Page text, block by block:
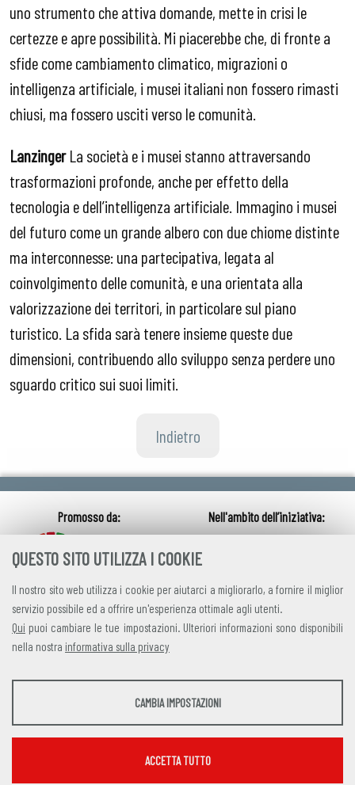
QUESTO SITO UTILIZZA I COOKIE
Il nostro sito web utilizza i cookie per aiutarci a migliorarlo, a fornire il miglior
servizio possibile ed a offrire un'esperienza ottimale agli utenti.
Qui puoi cambiare le tue impostazioni. Ulteriori informazioni sono disponibili
nella nostra informativa sulla privacy
STATISTICHE
CAMBIA IMPOSTAZIONI
ACCETTA TUTTO
uno strumento che attiva domande, mette in crisi le
certezze e apre possibilità. Mi piacerebbe che, di fronte a
sfide come cambiamento climatico, migrazioni o
intelligenza artificiale, i musei italiani non fossero rimasti
chiusi, ma fossero usciti verso le comunità.
LanzingerLa società e i musei stanno attraversando
trasformazioni profonde, anche per effetto della
tecnologia e dell’intelligenza artificiale. Immagino i musei
del futuro come un grande albero con due chiome distinte
ma interconnesse: una partecipativa, legata al
coinvolgimento delle comunità, e una orientata alla
valorizzazione dei territori, in particolare sul piano
turistico. La sfida sarà tenere insieme queste due
dimensioni, contribuendo allo sviluppo senza perdere uno
sguardo critico sui suoi limiti.
Indietro
credits|privacy|contatti
Alleanza Italiana per lo Sviluppo Sostenibile
Via Farini 17, 00185 Roma C.F. 97893090585 P.IVA 14610671001